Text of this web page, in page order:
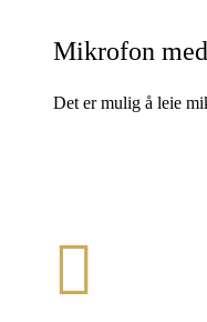
Mikrofon
Det er mulig å leie